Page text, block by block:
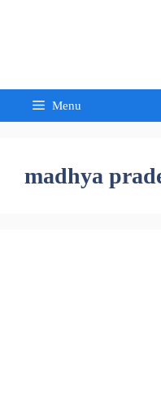
Menu
madhya